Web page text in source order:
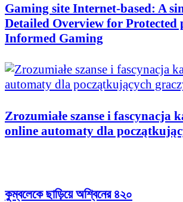
Gaming site Internet-based: A
Detailed Overview for Protected
Informed Gaming
Zrozumiałe szanse i fascynacja
online automaty dla
কুম্বলেকে ছাড়িয়ে অশ্বিনের ৪২০